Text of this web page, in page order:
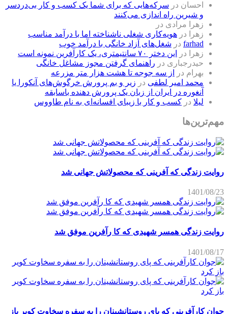
احسان در سرکه‌هایی که برای شما یک کسب و کار بی‌دردسر
و شیرین راه اندازی می‌کنند
زهرا مرادی در
زهرا
در هویه‌کاری شغلی ناشناخته اما با درآمد مناسب
farhad در شغل‌های آزاد خانگی با درآمد خوب
زهرا
در
این دختر ۷۰ سانتیمتری، یک کارآفرین نمونه است
حیدرجباری در راهنمای گرفتن مجوز مشاغل خانگی
بهرام در
از سه جوجه تا هشت هزار متر مزرعه
محمد امیر لطفی در زیر و بم پرورش خرگوش‌های آنکورا یا
آنغوره در ایران از زبان یک پرورش دهنده باسابقه
لیلا در کسب و کار با زیبای افسانه‌ای به نام طاووس
مهم‌ترین‌ها
روایت زندگی که آفرینی که محصولاتش جهانی شد
1401/08/23
روایت زندگی همسر شهیدی که کا رآفرین موفق شد
1401/08/17
جوان کارآفرینی که پای روستانشینان را به سفره سخاوت کویر باز